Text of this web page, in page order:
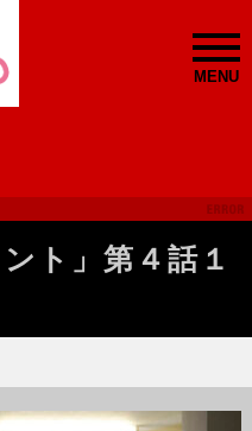
MENU
ト」第４話１